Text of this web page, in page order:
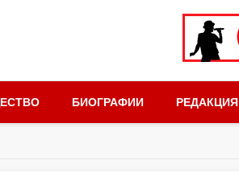
БИОГРАФИИ РЕДАКЦИЯ